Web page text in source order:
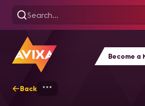
Become a
Back